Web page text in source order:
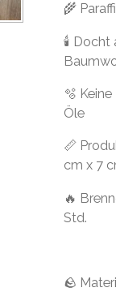
🌾
🕯 Docht
🫧
Öle
📏
cm x 7
🔥
Std.
🪨